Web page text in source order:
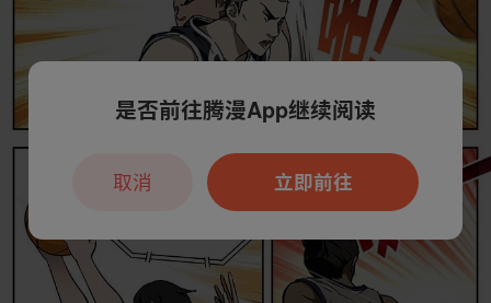
是否前往腾漫App继续阅读
立即前往
取消